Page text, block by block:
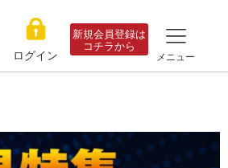
ログイン
新規会員登録は
コチラから
メニュー